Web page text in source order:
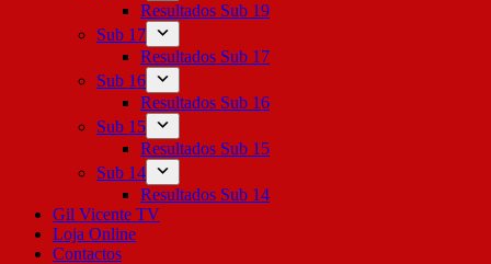
Resultados Sub 19
Sub 17
Resultados Sub 17
Sub 16
Resultados Sub 16
Sub 15
Resultados Sub 15
Sub 14
Resultados Sub 14
Gil Vicente TV
Loja Online
Contactos